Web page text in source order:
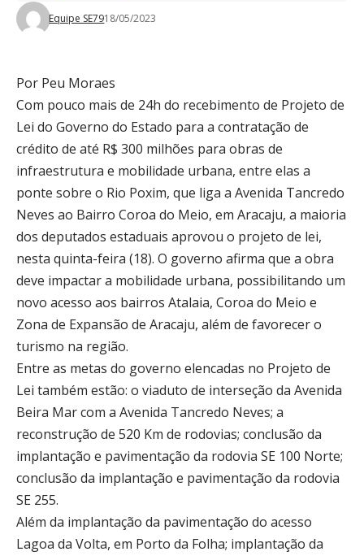
Equipe SE7918/05/2023
Por Peu Moraes
Com pouco mais de 24h do recebimento de Projeto de
Lei do Governo do Estado para a contratação de
crédito de até R$ 300 milhões para obras de
infraestrutura e mobilidade urbana, entre elas a
ponte sobre o Rio Poxim, que liga a Avenida Tancredo
Neves ao Bairro Coroa do Meio, em Aracaju, a maioria
dos deputados estaduais aprovou o projeto de lei,
nesta quinta-feira (18). O governo afirma que a obra
deve impactar a mobilidade urbana, possibilitando um
novo acesso aos bairros Atalaia, Coroa do Meio e
Zona de Expansão de Aracaju, além de favorecer o
turismo na região.
Entre as metas do governo elencadas no Projeto de
Lei também estão: o viaduto de interseção da Avenida
Beira Mar com a Avenida Tancredo Neves; a
reconstrução de 520 Km de rodovias; conclusão da
implantação e pavimentação da rodovia SE 100 Norte;
conclusão da implantação e pavimentação da rodovia
SE 255.
Além da implantação da pavimentação do acesso
Lagoa da Volta, em Porto da Folha; implantação da